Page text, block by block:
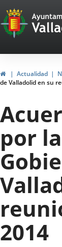
Portal
Web
del
de
InicioActualidad
de Valladolid en su
por
2014